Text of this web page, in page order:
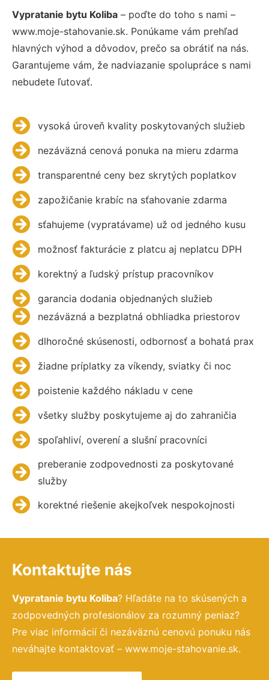
Vypratanie bytu Koliba – poďte do toho s nami –
www.moje-stahovanie.sk. Ponúkame vám prehľad
hlavných výhod a dôvodov, prečo sa obrátiť na nás.
Garantujeme vám, že nadviazanie spolupráce s nami
nebudete ľutovať.
vysoká úroveň kvality poskytovaných služieb
nezáväzná cenová ponuka na mieru zdarma
transparentné ceny bez skrytých poplatkov
zapožičanie krabíc na sťahovanie zdarma
sťahujeme (vypratávame) už od jedného kusu
možnosť fakturácie z platcu aj neplatcu DPH
korektný a ľudský prístup pracovníkov
garancia dodania objednaných služieb
nezáväzná a bezplatná obhliadka priestorov
dlhoročné skúsenosti, odbornosť a bohatá prax
žiadne príplatky za víkendy, sviatky či noc
poistenie každého nákladu v cene
všetky služby poskytujeme aj do zahraničia
spoľahliví, overení a slušní pracovníci
preberanie zodpovednosti za poskytované
služby
korektné riešenie akejkoľvek nespokojnosti
Kontaktujte nás
Vypratanie bytu Koliba? Hľadáte na to skúsených a
zodpovedných profesionálov za rozumný peniaz?
Pre viac informácií či nezáväznú cenovú ponuku nás
neváhajte kontaktovať – www.moje-stahovanie.sk.